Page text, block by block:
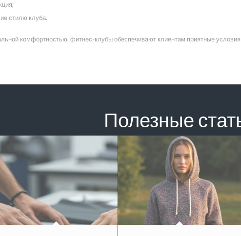
стилю клуба.
комфортностью, фитнес-клубы обеспечивают клиентам приятные
Полезные